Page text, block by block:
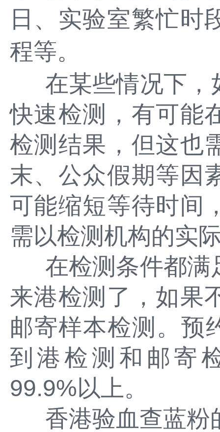
日、实验室繁忙时
程等。
在某些情况下
快速检测，有可能
检测结果，但这也
末、公众假期等因
可能缩短等待时间
需以检测机构的实
在检测条件都
来港检测了，如果
邮寄样本检测。预
到港检测和邮寄
99.9%以上。
香港验血查蓝粉